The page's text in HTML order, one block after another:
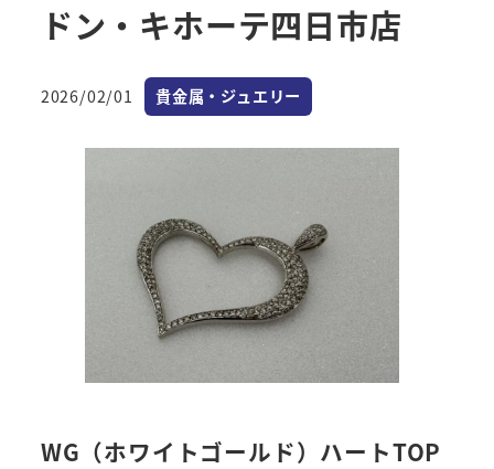
ドン・キホーテ四日市店
投稿日
2026/02/01 カテゴリー
貴金属・ジュエリー
WG（ホワイトゴールド）ハートTOP